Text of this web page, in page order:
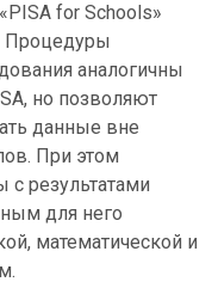
for Schools»
Процедуры
аналогичны
но позволяют
данные вне
При этом
результатами
для него
математической и